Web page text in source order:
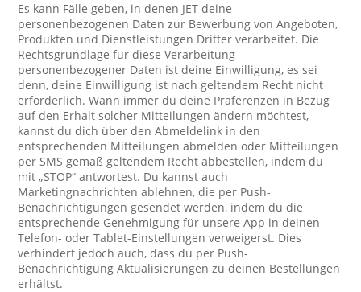
Es kann Fälle geben, in denen JET deine
personenbezogenen Daten zur Bewerbung von Angeboten,
Produkten und Dienstleistungen Dritter verarbeitet. Die
Rechtsgrundlage für diese Verarbeitung
personenbezogener Daten ist deine Einwilligung, es sei
denn, deine Einwilligung ist nach geltendem Recht nicht
erforderlich. Wann immer du deine Präferenzen in Bezug
auf den Erhalt solcher Mitteilungen ändern möchtest,
kannst du dich über den Abmeldelink in den
entsprechenden Mitteilungen abmelden oder Mitteilungen
per SMS gemäß geltendem Recht abbestellen, indem du
mit „STOP“ antwortest. Du kannst auch
Marketingnachrichten ablehnen, die per Push-
Benachrichtigungen gesendet werden, indem du die
entsprechende Genehmigung für unsere App in deinen
Telefon- oder Tablet-Einstellungen verweigerst. Dies
verhindert jedoch auch, dass du per Push-
Benachrichtigung Aktualisierungen zu deinen Bestellungen
erhältst.